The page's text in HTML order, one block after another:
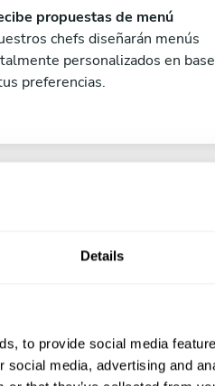
Details
to provide social media
social media, advertising and
propuestas de menú
chefs diseñarán menús
personalizados en base
preferencias.
disfrutar!
listo! Ya solo queda contar